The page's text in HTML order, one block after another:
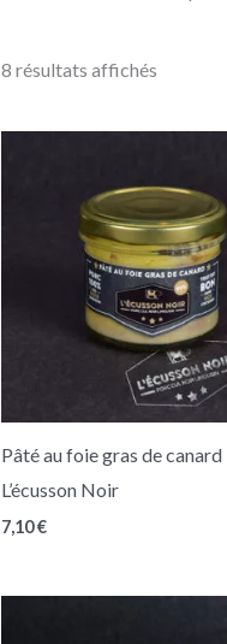
8 résultats affichés
Pâté au foie gras de canard
L’écusson Noir
7,10€